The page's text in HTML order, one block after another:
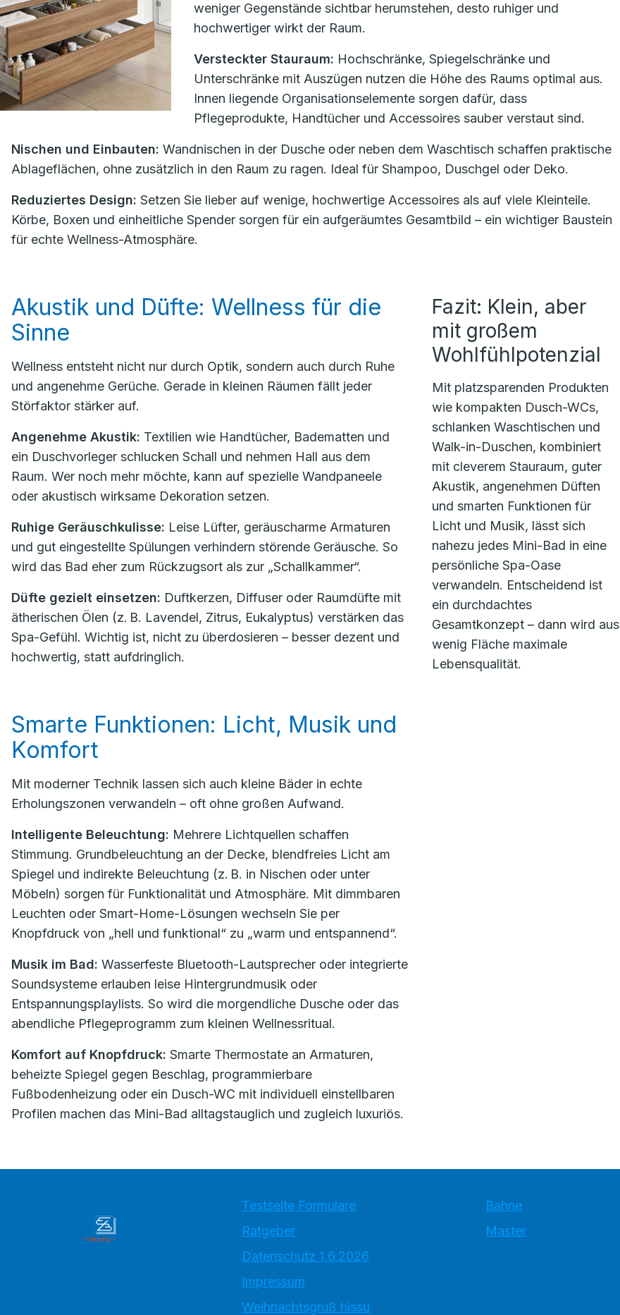
weniger Gegenstände sichtbar herumstehen, desto ruhiger und
hochwertiger wirkt der Raum.
Versteckter Stauraum: Hochschränke, Spiegelschränke und
Unterschränke mit Auszügen nutzen die Höhe des Raums optimal aus.
Innen liegende Organisationselemente sorgen dafür, dass
Pflegeprodukte, Handtücher und Accessoires sauber verstaut sind.
Nischen und Einbauten: Wandnischen in der Dusche oder neben dem Waschtisch schaffen praktische
Ablageflächen, ohne zusätzlich in den Raum zu ragen. Ideal für Shampoo, Duschgel oder Deko.
Reduziertes Design: Setzen Sie lieber auf wenige, hochwertige Accessoires als auf viele Kleinteile.
Körbe, Boxen und einheitliche Spender sorgen für ein aufgeräumtes Gesamtbild – ein wichtiger Baustein
für echte Wellness-Atmosphäre.
Akustik und Düfte: Wellness für die
Sinne
Wellness entsteht nicht nur durch Optik, sondern auch durch Ruhe
und angenehme Gerüche. Gerade in kleinen Räumen fällt jeder
Störfaktor stärker auf.
Angenehme Akustik: Textilien wie Handtücher, Badematten und
ein Duschvorleger schlucken Schall und nehmen Hall aus dem
Raum. Wer noch mehr möchte, kann auf spezielle Wandpaneele
oder akustisch wirksame Dekoration setzen.
Ruhige Geräuschkulisse: Leise Lüfter, geräuscharme Armaturen
und gut eingestellte Spülungen verhindern störende Geräusche. So
wird das Bad eher zum Rückzugsort als zur „Schallkammer“.
Düfte gezielt einsetzen: Duftkerzen, Diffuser oder Raumdüfte mit
ätherischen Ölen (z. B. Lavendel, Zitrus, Eukalyptus) verstärken das
Spa-Gefühl. Wichtig ist, nicht zu überdosieren – besser dezent und
hochwertig, statt aufdringlich.
Smarte Funktionen: Licht, Musik und
Komfort
Mit moderner Technik lassen sich auch kleine Bäder in echte
Erholungszonen verwandeln – oft ohne großen Aufwand.
Intelligente Beleuchtung: Mehrere Lichtquellen schaffen
Stimmung. Grundbeleuchtung an der Decke, blendfreies Licht am
Spiegel und indirekte Beleuchtung (z. B. in Nischen oder unter
Möbeln) sorgen für Funktionalität und Atmosphäre. Mit dimmbaren
Leuchten oder Smart-Home-Lösungen wechseln Sie per
Knopfdruck von „hell und funktional“ zu „warm und entspannend“.
Musik im Bad: Wasserfeste Bluetooth-Lautsprecher oder integrierte
Soundsysteme erlauben leise Hintergrundmusik oder
Entspannungsplaylists. So wird die morgendliche Dusche oder das
abendliche Pflegeprogramm zum kleinen Wellnessritual.
Komfort auf Knopfdruck: Smarte Thermostate an Armaturen,
beheizte Spiegel gegen Beschlag, programmierbare
Fußbodenheizung oder ein Dusch-WC mit individuell einstellbaren
Profilen machen das Mini-Bad alltagstauglich und zugleich luxuriös.
Fazit: Klein, aber
mit großem
Wohlfühlpotenzial
Mit platzsparenden Produkten
wie kompakten Dusch-WCs,
schlanken Waschtischen und
Walk-in-Duschen, kombiniert
mit cleverem Stauraum, guter
Akustik, angenehmen Düften
und smarten Funktionen für
Licht und Musik, lässt sich
nahezu jedes Mini-Bad in eine
persönliche Spa-Oase
verwandeln. Entscheidend ist
ein durchdachtes
Gesamtkonzept – dann wird aus
wenig Fläche maximale
Lebensqualität.
Testseite Formulare
Ratgeber
Datenschutz 1.6.2026
Impressum
Weihnachtsgruß hissu
Bahne
Master